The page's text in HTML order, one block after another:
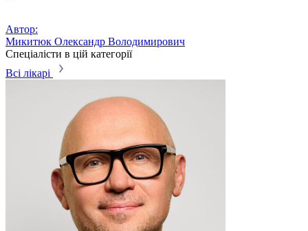
Автор:
Микитюк Олександр Володимирович
Спеціалісти в цій категорії
Всі лікарі